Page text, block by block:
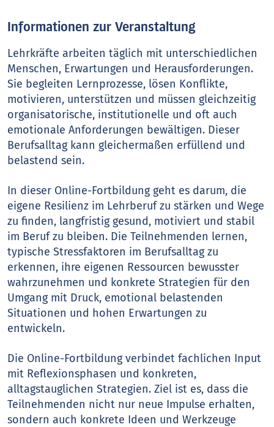
Informationen zur Veranstaltung
Lehrkräfte arbeiten täglich mit unterschiedlichen
Menschen, Erwartungen und Herausforderungen.
Sie begleiten Lernprozesse, lösen Konflikte,
motivieren, unterstützen und müssen gleichzeitig
organisatorische, institutionelle und oft auch
emotionale Anforderungen bewältigen. Dieser
Berufsalltag kann gleichermaßen erfüllend und
belastend sein.
In dieser Online-Fortbildung geht es darum, die
eigene Resilienz im Lehrberuf zu stärken und Wege
zu finden, langfristig gesund, motiviert und stabil
im Beruf zu bleiben. Die Teilnehmenden lernen,
typische Stressfaktoren im Berufsalltag zu
erkennen, ihre eigenen Ressourcen bewusster
wahrzunehmen und konkrete Strategien für den
Umgang mit Druck, emotional belastenden
Situationen und hohen Erwartungen zu
entwickeln.
Die Online-Fortbildung verbindet fachlichen Input
mit Reflexionsphasen und konkreten,
alltagstauglichen Strategien. Ziel ist es, dass die
Teilnehmenden nicht nur neue Impulse erhalten,
sondern auch konkrete Ideen und Werkzeuge